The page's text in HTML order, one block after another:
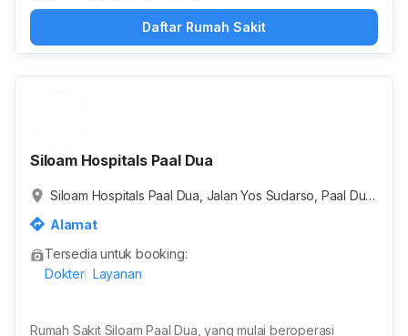
Daftar Rumah Sakit
Siloam Hospitals Paal Dua
Siloam Hospitals Paal Dua, Jalan Yos Sudarso, Paal Dua,
Alamat
Tersedia untuk booking:
Dokter Layanan
Rumah Sakit Siloam Paal Dua, yang mulai beroperasi